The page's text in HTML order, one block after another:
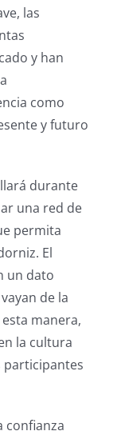
las
y han
como
y futuro
durante
una red de
permita
El
un dato
de la
manera,
la cultura
participantes
confianza